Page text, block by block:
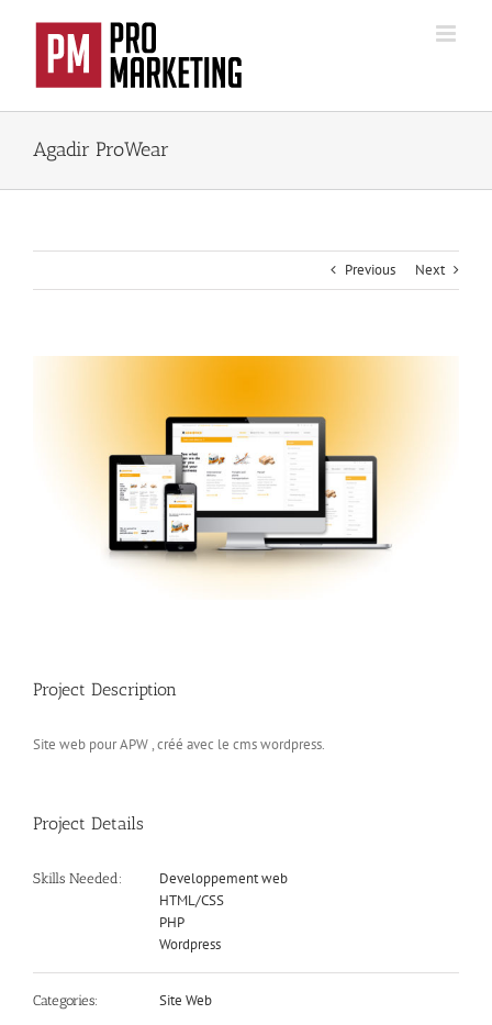
Agadir ProWear
Previous Next
Project Description
Site web pour APW , créé avec le cms wordpress.
Project Details
Skills Needed:
Developpement web
HTML/CSS
PHP
Wordpress
Categories: Site Web